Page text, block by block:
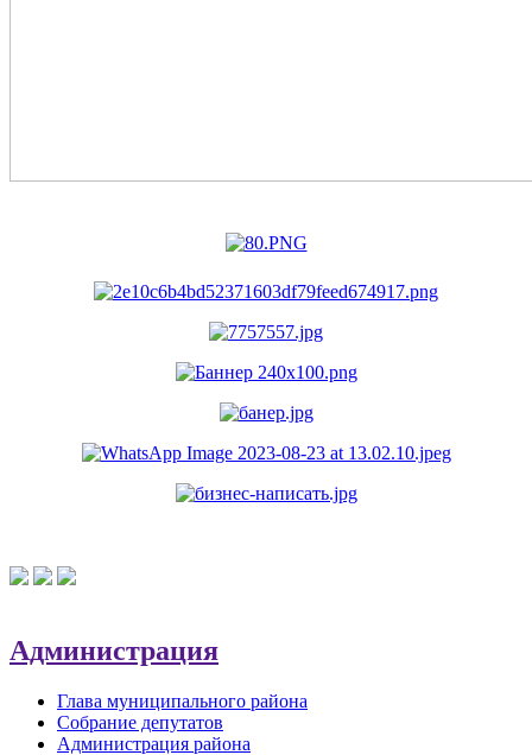
Администрация
Глава муниципального района
Собрание депутатов
Администрация района